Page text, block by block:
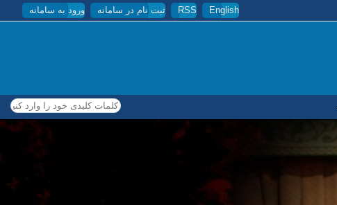
English
RSS ثبت نام در سامانه ورود به سامانه
کلمات کلیدی خود را وارد کنید